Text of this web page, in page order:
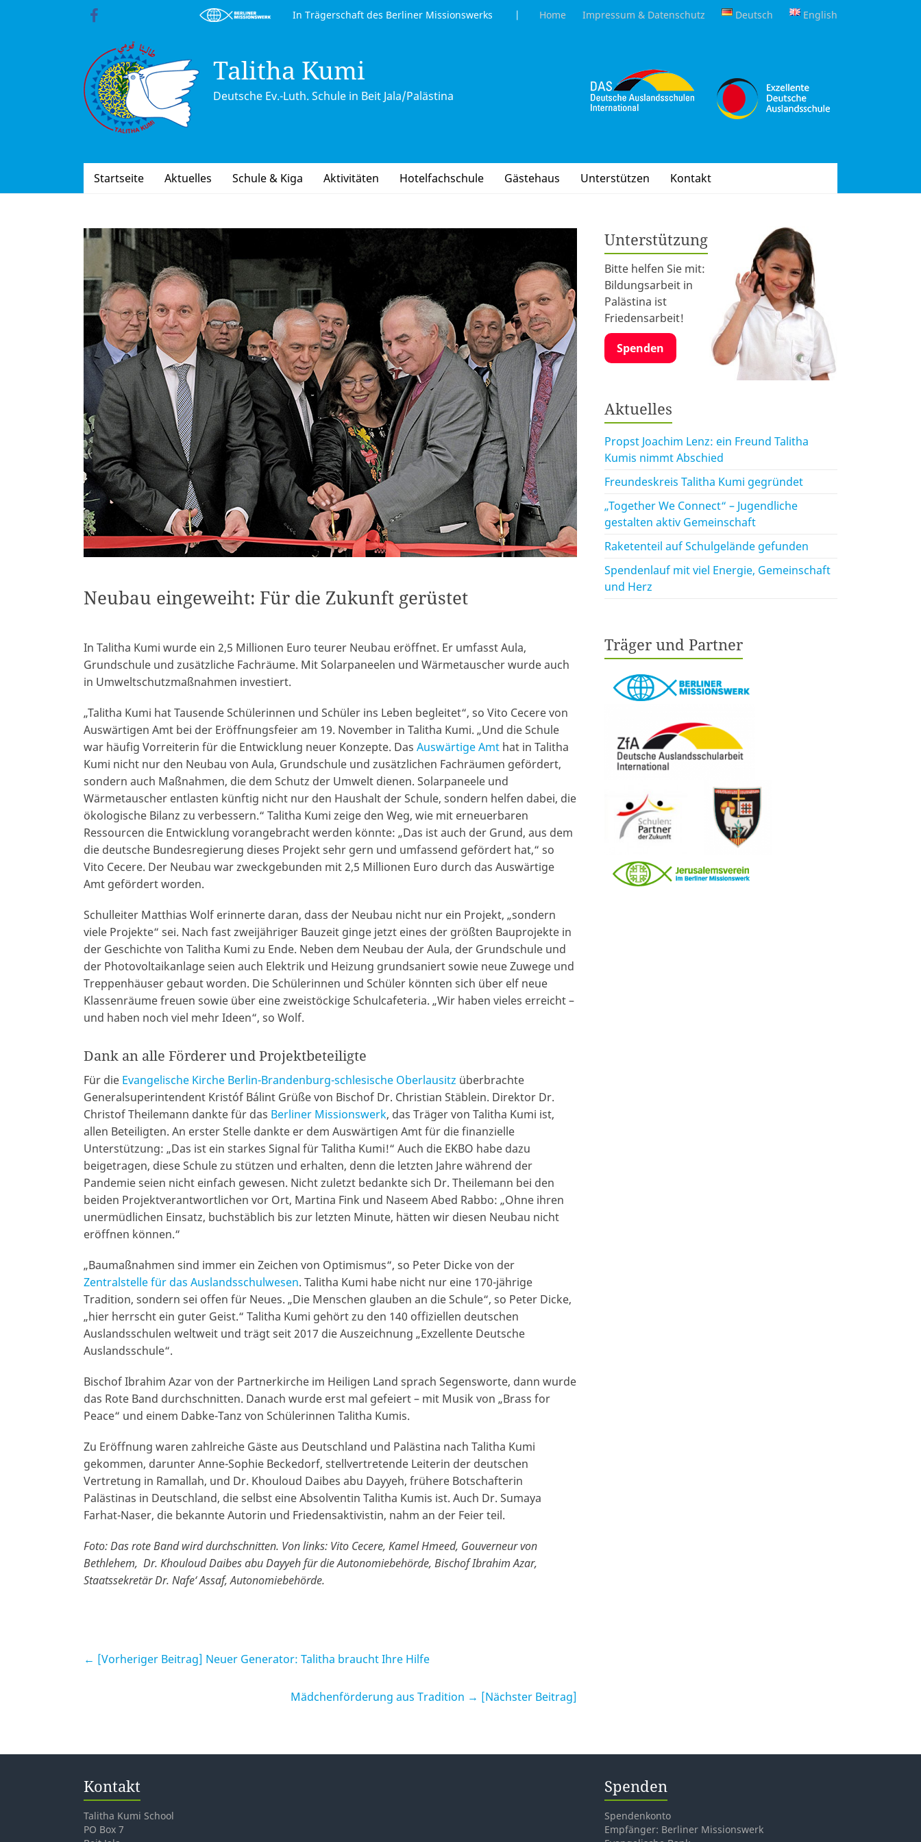
In Trägerschaft des Berliner Missionswerks | Home Impressum & Datenschutz Deutsch English
Talitha Kumi
Deutsche Ev.-Luth. Schule in Beit Jala/Palästina
Startseite Aktuelles Schule & Kiga Aktivitäten Hotelfachschule Gästehaus Unterstützen Kontakt
Neubau eingeweiht: Für die Zukunft gerüstet
In Talitha Kumi wurde ein 2,5 Millionen Euro teurer Neubau eröffnet. Er umfasst Aula,
Grundschule und zusätzliche Fachräume. Mit Solarpaneelen und Wärmetauscher wurde auch
in Umweltschutzmaßnahmen investiert.
„Talitha Kumi hat Tausende Schülerinnen und Schüler ins Leben begleitet“, so Vito Cecere von
Auswärtigen Amt bei der Eröffnungsfeier am 19. November in Talitha Kumi. „Und die Schule
war häufig Vorreiterin für die Entwicklung neuer Konzepte. Das Auswärtige Amt hat in Talitha
Kumi nicht nur den Neubau von Aula, Grundschule und zusätzlichen Fachräumen gefördert,
sondern auch Maßnahmen, die dem Schutz der Umwelt dienen. Solarpaneele und
Wärmetauscher entlasten künftig nicht nur den Haushalt der Schule, sondern helfen dabei, die
ökologische Bilanz zu verbessern.“ Talitha Kumi zeige den Weg, wie mit erneuerbaren
Ressourcen die Entwicklung vorangebracht werden könnte: „Das ist auch der Grund, aus dem
die deutsche Bundesregierung dieses Projekt sehr gern und umfassend gefördert hat,“ so
Vito Cecere. Der Neubau war zweckgebunden mit 2,5 Millionen Euro durch das Auswärtige
Amt gefördert worden.
Schulleiter Matthias Wolf erinnerte daran, dass der Neubau nicht nur ein Projekt, „sondern
viele Projekte“ sei. Nach fast zweijähriger Bauzeit ginge jetzt eines der größten Bauprojekte in
der Geschichte von Talitha Kumi zu Ende. Neben dem Neubau der Aula, der Grundschule und
der Photovoltaikanlage seien auch Elektrik und Heizung grundsaniert sowie neue Zuwege und
Treppenhäuser gebaut worden. Die Schülerinnen und Schüler könnten sich über elf neue
Klassenräume freuen sowie über eine zweistöckige Schulcafeteria. „Wir haben vieles erreicht –
und haben noch viel mehr Ideen“, so Wolf.
Dank an alle Förderer und Projektbeteiligte
Für die Evangelische Kirche Berlin-Brandenburg-schlesische Oberlausitz überbrachte
Generalsuperintendent Kristóf Bálint Grüße von Bischof Dr. Christian Stäblein. Direktor Dr.
Christof Theilemann dankte für das Berliner Missionswerk, das Träger von Talitha Kumi ist,
allen Beteiligten. An erster Stelle dankte er dem Auswärtigen Amt für die finanzielle
Unterstützung: „Das ist ein starkes Signal für Talitha Kumi!“ Auch die EKBO habe dazu
beigetragen, diese Schule zu stützen und erhalten, denn die letzten Jahre während der
Pandemie seien nicht einfach gewesen. Nicht zuletzt bedankte sich Dr. Theilemann bei den
beiden Projektverantwortlichen vor Ort, Martina Fink und Naseem Abed Rabbo: „Ohne ihren
unermüdlichen Einsatz, buchstäblich bis zur letzten Minute, hätten wir diesen Neubau nicht
eröffnen können.“
„Baumaßnahmen sind immer ein Zeichen von Optimismus“, so Peter Dicke von der
Zentralstelle für das Auslandsschulwesen. Talitha Kumi habe nicht nur eine 170-jährige
Tradition, sondern sei offen für Neues. „Die Menschen glauben an die Schule“, so Peter Dicke,
„hier herrscht ein guter Geist.“ Talitha Kumi gehört zu den 140 offiziellen deutschen
Auslandsschulen weltweit und trägt seit 2017 die Auszeichnung „Exzellente Deutsche
Auslandsschule“.
Bischof Ibrahim Azar von der Partnerkirche im Heiligen Land sprach Segensworte, dann wurde
das Rote Band durchschnitten. Danach wurde erst mal gefeiert – mit Musik von „Brass for
Peace“ und einem Dabke-Tanz von Schülerinnen Talitha Kumis.
Zu Eröffnung waren zahlreiche Gäste aus Deutschland und Palästina nach Talitha Kumi
gekommen, darunter Anne-Sophie Beckedorf, stellvertretende Leiterin der deutschen
Vertretung in Ramallah, und Dr. Khouloud Daibes abu Dayyeh, frühere Botschafterin
Palästinas in Deutschland, die selbst eine Absolventin Talitha Kumis ist. Auch Dr. Sumaya
Farhat-Naser, die bekannte Autorin und Friedensaktivistin, nahm an der Feier teil.
Foto: Das rote Band wird durchschnitten. Von links: Vito Cecere, Kamel Hmeed, Gouverneur von
Bethlehem, Dr. Khouloud Daibes abu Dayyeh für die Autonomiebehörde, Bischof Ibrahim Azar,
Staatssekretär Dr. Nafe‘ Assaf, Autonomiebehörde.
← [Vorheriger Beitrag] Neuer Generator: Talitha braucht Ihre Hilfe
Mädchenförderung aus Tradition → [Nächster Beitrag]
Unterstützung
Bitte helfen Sie mit:
Bildungsarbeit in
Palästina ist
Friedensarbeit!
Spenden
Aktuelles
Propst Joachim Lenz: ein Freund Talitha
Kumis nimmt Abschied
Freundeskreis Talitha Kumi gegründet
„Together We Connect“ – Jugendliche
gestalten aktiv Gemeinschaft
Raketenteil auf Schulgelände gefunden
Spendenlauf mit viel Energie, Gemeinschaft
und Herz
Träger und Partner
Kontakt
Talitha Kumi School
PO Box 7
Spenden
Spendenkonto
Empfänger: Berliner Missionswerk